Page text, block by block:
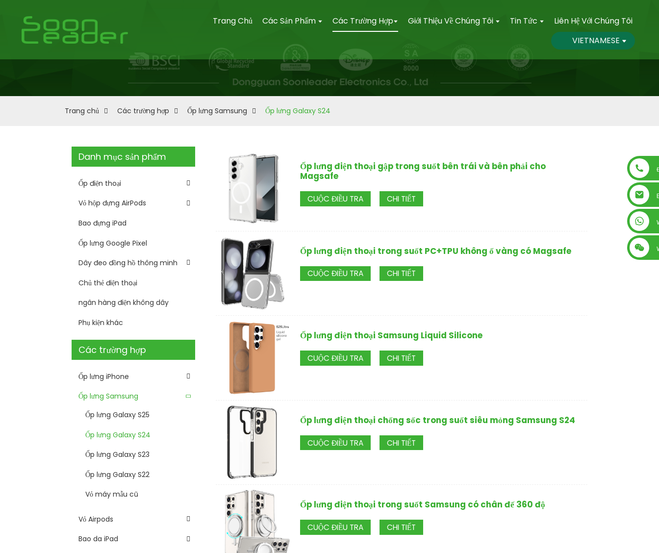
Trang Chủ Các Sản Phẩm Các Trường Hợp Giới Thiệu Về Chúng Tôi Tin Tức
Liên Hệ Với Chúng Tôi
VIETNAMESE
Trang chủ Các trường hợp Ốp lưng Samsung Ốp lưng Galaxy S24
Danh mục sản phẩm
Ốp điện thoại
Vỏ hộp đựng AirPods
Bao đựng iPad
Ốp lưng Google Pixel
Dây đeo đồng hồ thông minh
Chủ thẻ điện thoại
ngân hàng điện không dây
Phụ kiện khác
Các trường hợp
Ốp lưng iPhone
Ốp lưng Samsung
Ốp lưng Galaxy S25
Ốp lưng Galaxy S24
Ốp lưng Galaxy S23
Ốp lưng Galaxy S22
Vỏ máy mẫu cũ
Vỏ Airpods
Bao da iPad
Ốp lưng điện thoại gập trong suốt bên trái và bên phải cho
Magsafe
CUỘC ĐIỀU TRA CHI TIẾT
Ốp lưng điện thoại trong suốt PC+TPU không ố vàng có Magsafe
CUỘC ĐIỀU TRA CHI TIẾT
Ốp lưng điện thoại Samsung Liquid Silicone
CUỘC ĐIỀU TRA CHI TIẾT
Ốp lưng điện thoại chống sốc trong suốt siêu mỏng Samsung S24
CUỘC ĐIỀU TRA CHI TIẾT
Ốp lưng điện thoại trong suốt Samsung có chân đế 360 độ
CUỘC ĐIỀU TRA CHI TIẾT